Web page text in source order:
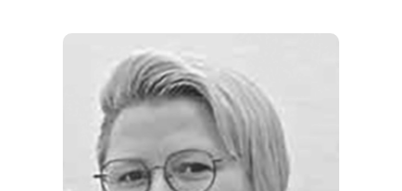
REGIONEN